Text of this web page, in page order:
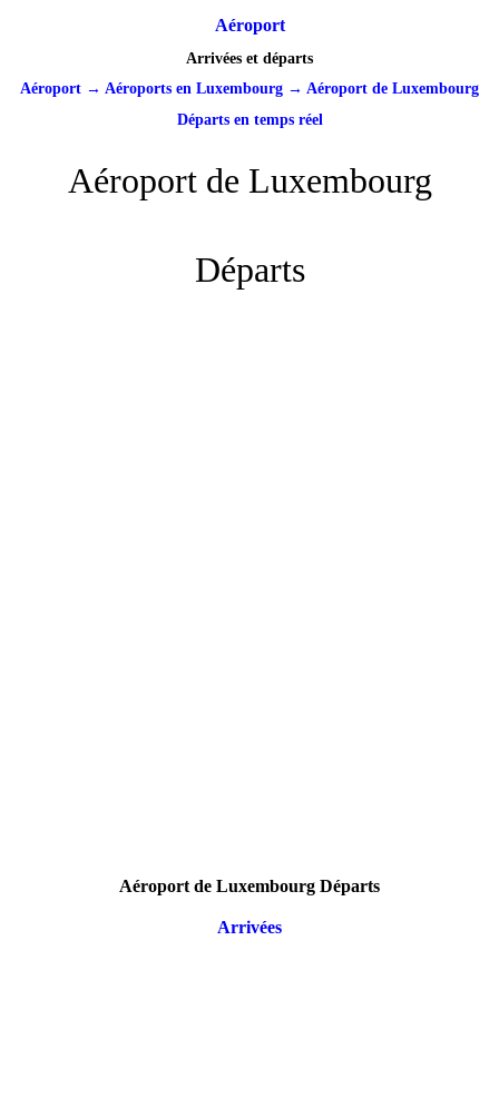
Aéroport
Arrivées et départs
Aéroport → Aéroports en Luxembourg → Aéroport de Luxembourg
Départs en temps réel
Aéroport de Luxembourg
Départs
Aéroport de Luxembourg Départs
Arrivées